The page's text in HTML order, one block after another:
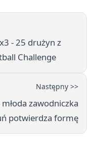
- 25 drużyn z
Challenge
Następny >>
zawodniczka
potwierdza formę